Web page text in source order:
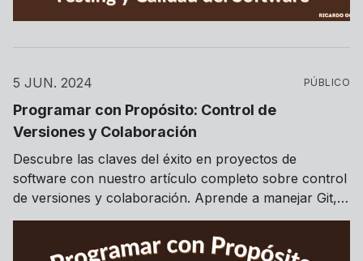
5 JUN. 2024 PÚBLICO
Programar con Propósito: Control de
Versiones y Colaboración
Descubre las claves del éxito en proyectos de
software con nuestro artículo completo sobre control
de versiones y colaboración. Aprende a manejar Git,
optimiza tus flujos de trabajo y mejora la revisión de
código con nuestras buenas prácticas.